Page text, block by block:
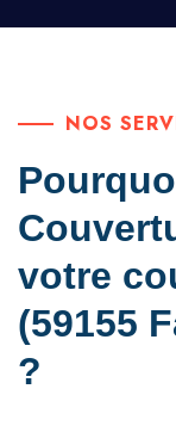
NOS
votre
(59155
?